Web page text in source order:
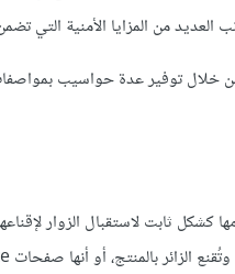
خلال توفير عدة حواسيب
ثابت لاستقبال الزوار